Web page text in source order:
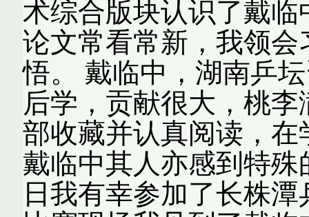
术综合版块认识了戴
论文常看常新，我领
悟。 戴临中，湖南乒
后学，贡献很大，桃
部收藏并认真阅读，
戴临中其人亦感到特殊
日我有幸参加了长株